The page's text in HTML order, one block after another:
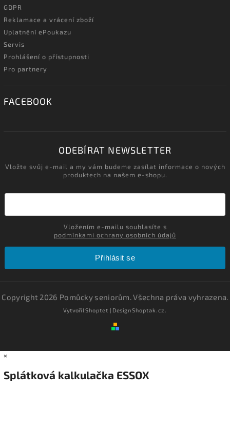
GDPR
Reklamace a vrácení zboží
Uplatnění ePoukazu
Servis
Prohlášení o přístupnosti
Pro partnery
FACEBOOK
ODEBÍRAT NEWSLETTER
Vložte svůj e-mail a my vám budeme zasílat informace o nových
produktech na našem e-shopu.
podmínkami ochrany osobních údajů
Přihlásit se
Copyright 2026 Pomůcky seniorům. Všechna práva vyhrazena.
VytvořilShoptet | DesignShoptak.cz.
×
Splátková kalkulačka ESSOX